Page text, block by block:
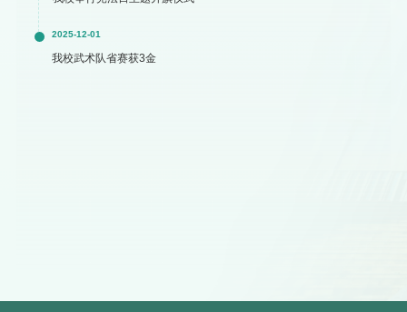
2025-12-01
我校武术队省赛获3金